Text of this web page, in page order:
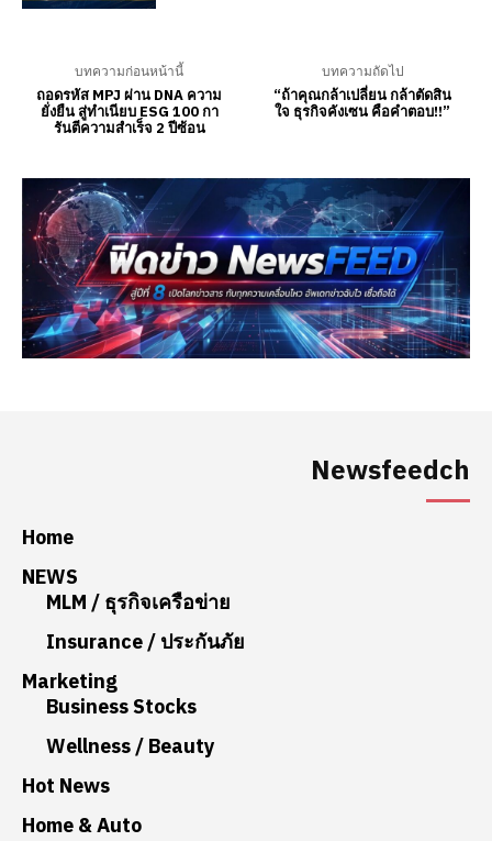
Newsfeedch
Home
NEWS
MLM / ธุรกิจเครือข่าย
Insurance / ประกันภัย
Marketing
Business Stocks
Wellness / Beauty
Hot News
Home & Auto